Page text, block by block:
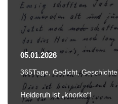
05.01.2026
365Tage Gedicht ,Geschichte
Heideruh ist „knorke“!